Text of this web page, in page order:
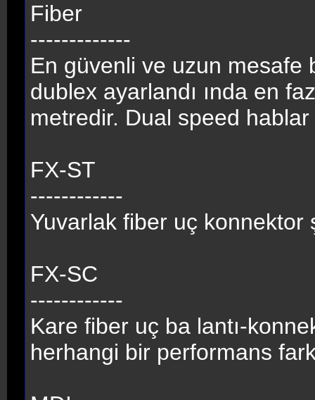
Fiber
-------------
En güvenli ve uzun mesafe
dublex ayarlandı ında en
metredir. Dual speed
FX-ST
------------
Yuvarlak fiber uç konnektor
FX-SC
------------
Kare fiber uç ba lantı-
herhangi bir performans